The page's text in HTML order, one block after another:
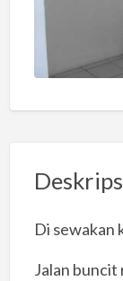
Di sewakan
Jalan buncit